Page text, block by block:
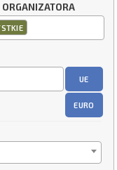
ORGANIZATORA
UE
EURO